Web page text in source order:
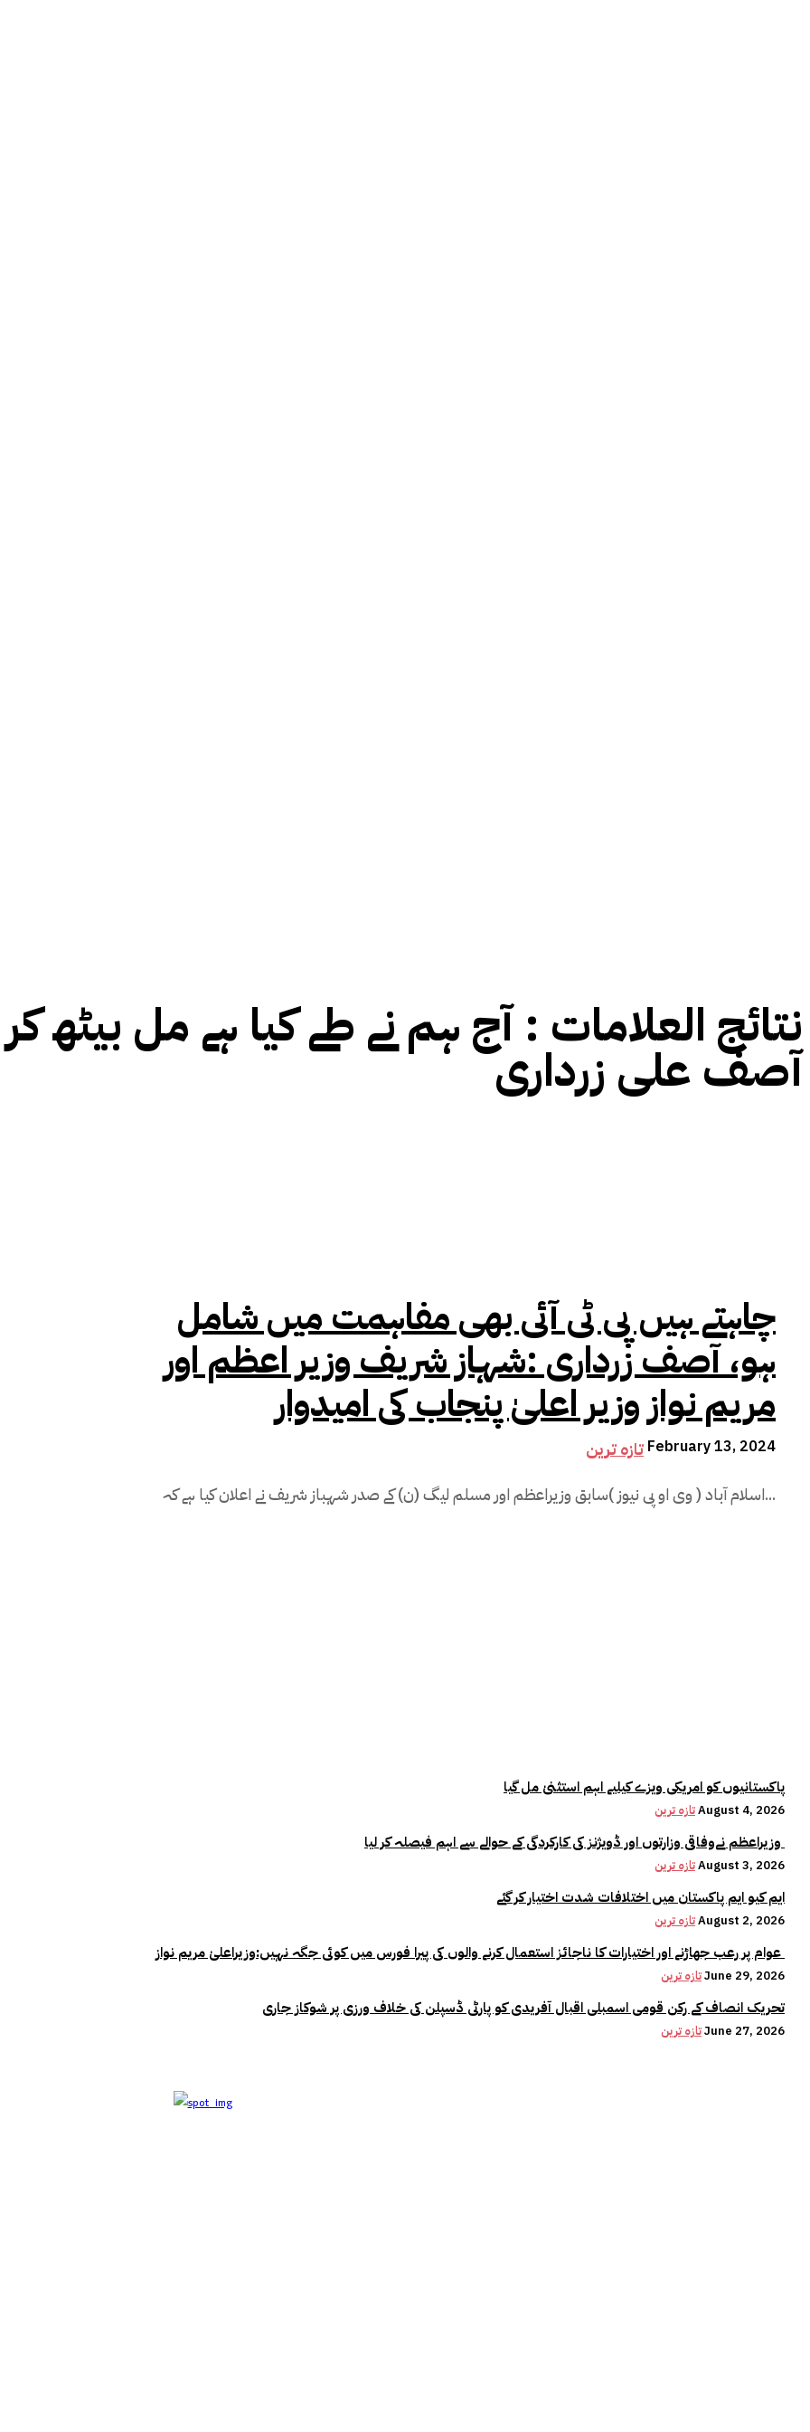
نتائج العلامات :آج ہم نے طے کیا ہے مل بیٹھ
آصف علی زرداری
چاہتے ہیں پی ٹی آئی بھی مفاہمت میں شامل
ہو، آصف زرداری :شہاز شریف وزیر اعظم اور
مریم نواز وزیر اعلیٰ پنجاب کی امیدوار
تازہ ترین February 13, 2024
اسلام آباد ( وی او پی نیوز )سابق وزیراعظم اور مسلم لیگ (ن) کے صدر شہباز شریف نے اعلان کیا ہے کہ...
پاکستانیوں کو امریکی ویزے کیلیے اہم استثنیٰ مل گیا
تازہ ترینAugust 4, 2026
تازہ ترینAugust 3, 2026
ایم کیو ایم پاکستان میں اختلافات شدت اختیار کر گئے
تازہ ترینAugust 2, 2026
تازہ ترینJune 29, 2026
تحریک انصاف کے رکن قومی اسمبلی اقبال آفریدی کو پارٹی ڈسپلن کی خلاف ورزی پر شوکاز جاری
تازہ ترینJune 27, 2026